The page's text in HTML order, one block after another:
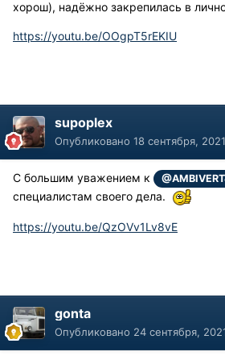
хорош), надёжно закрепилась в
https://youtu.be/OOgpT5rEKIU
supoplex
Опубликовано 18 сентября, 2021
С большим уважением к
специалистам своего дела.
https://youtu.be/QzOVv1Lv8vE
gonta
Опубликовано 24 сентября,